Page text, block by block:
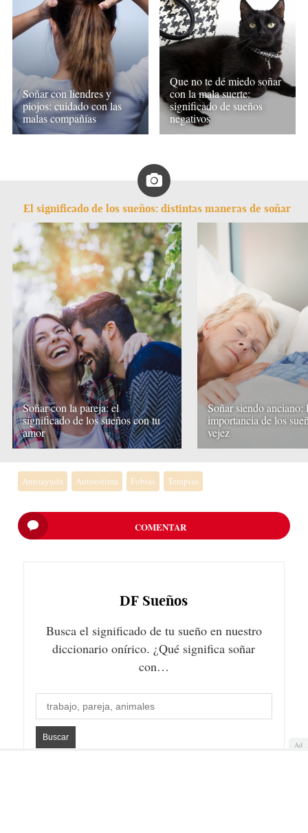
Soñar con liendres y
piojos: cuidado con las
malas compañías
Que no te dé miedo soñar
con la mala suerte:
significado de sueños
negativos
El significado de los sueños: distintas maneras de soñar
Soñar con la pareja: el
significado de los sueños con tu
amor
Soñar siendo anciano:
importancia de los
vejez
Autoayuda Autoestima Fobias Terapias
COMENTAR
DF Sueños
Busca el significado de tu sueño en nuestro
diccionario onírico. ¿Qué significa soñar
con…
Ad